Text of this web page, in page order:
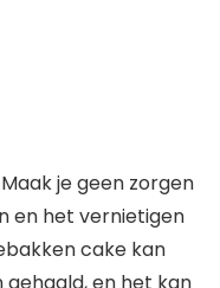
je geen zorgen
en het vernietigen
cake kan